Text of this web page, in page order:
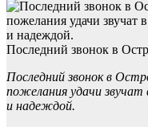
Последний звонок в
Последний звонок в
пожелания удачи звучат
и надеждой.